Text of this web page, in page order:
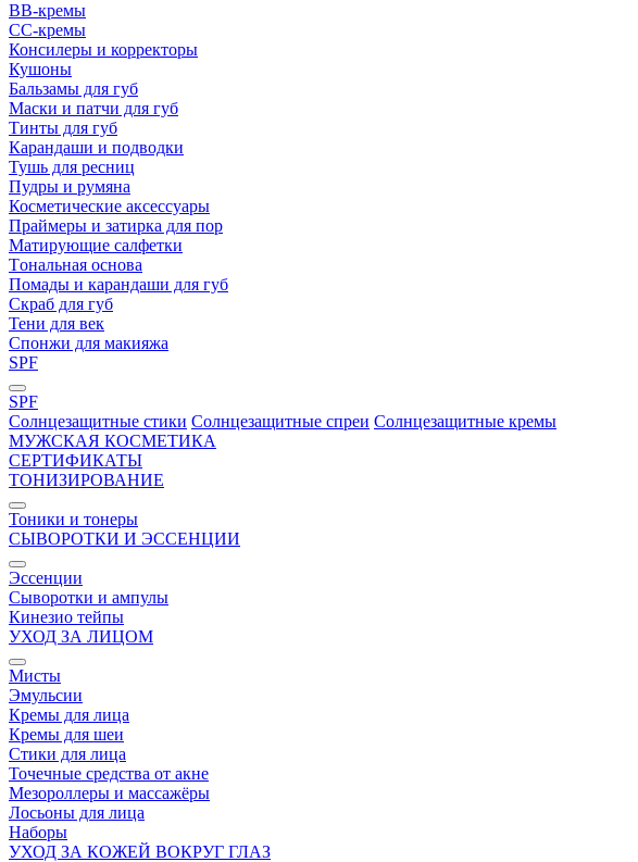
BB-кремы
CC-кремы
Консилеры и корректоры
Кушоны
Бальзамы для губ
Маски и патчи для губ
Тинты для губ
Карандаши и подводки
Тушь для ресниц
Пудры и румяна
Косметические аксессуары
Праймеры и затирка для пор
Матирующие салфетки
Tональная основа
Помады и карандаши для губ
Скраб для губ
Тени для век
Спонжи для макияжа
SPF
SPF
Солнцезащитные стики Солнцезащитные спреи Солнцезащитные кремы
МУЖСКАЯ КОСМЕТИКА
СЕРТИФИКАТЫ
ТОНИЗИРОВАНИЕ
Тоники и тонеры
СЫВОРОТКИ И ЭССЕНЦИИ
Эссенции
Сыворотки и ампулы
Кинезио тейпы
УХОД ЗА ЛИЦОМ
Мисты
Эмульсии
Кремы для лица
Кремы для шеи
Стики для лица
Точечные средства от акне
Мезороллеры и массажёры
Лосьоны для лица
Наборы
УХОД ЗА КОЖЕЙ ВОКРУГ ГЛАЗ